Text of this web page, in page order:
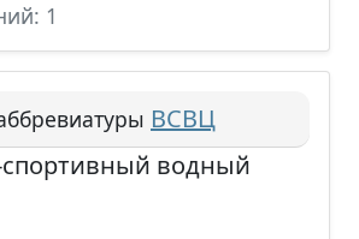
1
ВСВЦ
водный